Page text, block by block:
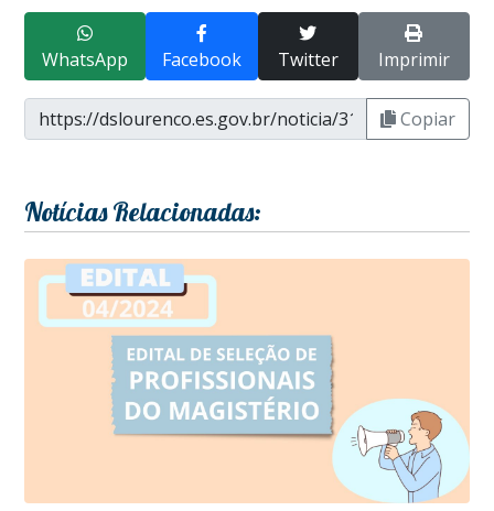
WhatsApp Facebook Twitter Imprimir
Copiar
Notícias Relacionadas: